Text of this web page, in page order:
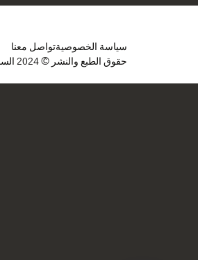
سياسة الخصوصيةتواصل معنا
حقوق الطبع والنشر © 2024 الساحل. جميع الحقوق محفوظة.